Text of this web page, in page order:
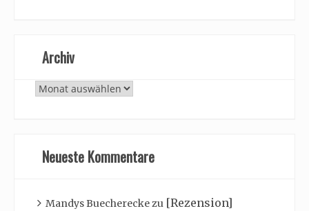
Archiv
Archiv
Neueste Kommentare
Mandys Buechereckezu [Rezension]